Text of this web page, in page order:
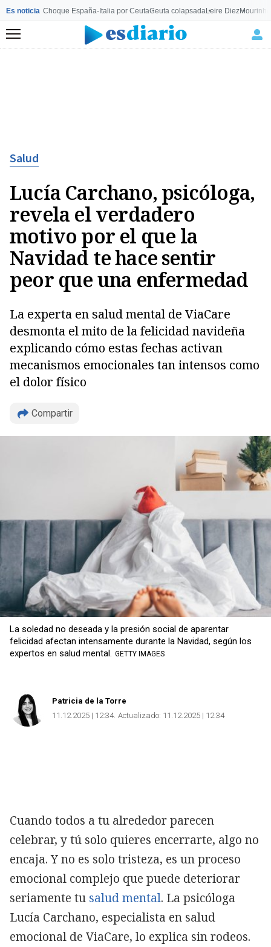
Es noticia Choque España-Italia por CeutaCeuta colapsadaLeire Diez
Menú
Salud
Lucía Carchano, psicóloga,
revela el verdadero
motivo por el que la
Navidad te hace sentir
peor que una enfermedad
La experta en salud mental de ViaCare
desmonta el mito de la felicidad navideña
explicando cómo estas fechas activan
mecanismos emocionales tan intensos como
el dolor físico
Compartir
La soledad no deseada y la presión social de aparentar
felicidad afectan intensamente durante la Navidad, según los
expertos en salud mental. GETTY IMAGES
Patricia de la Torre
11.12.2025 | 12:34 Actualizado: 11.12.2025 | 12:34
Cuando todos a tu alrededor parecen
celebrar, y tú solo quieres encerrarte, algo no
encaja. Y no es solo tristeza, es un proceso
emocional complejo que puede deteriorar
seriamente tu salud mental. La psicóloga
Lucía Carchano, especialista en salud
emocional de ViaCare, lo explica sin rodeos.